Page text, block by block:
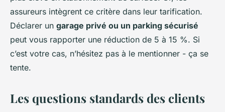
assureurs intègrent ce critère dans leur tarification.
Déclarer un garage privé ou un parking sécurisé
peut vous rapporter une réduction de 5 à 15 %. Si
c’est votre cas, n’hésitez pas à le mentionner - ça se
tente.
Les questions standards des clients